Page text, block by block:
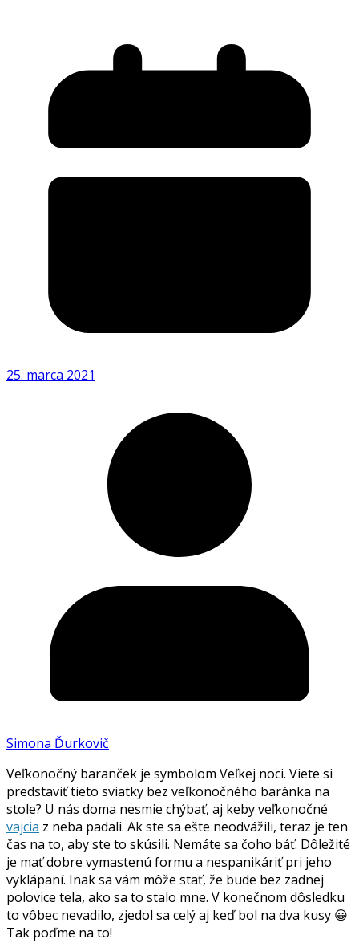
25. marca 2021
Simona Ďurkovič
Veľkonočný baranček je symbolom Veľkej noci. Viete si
predstaviť tieto sviatky bez veľkonočného baránka na
stole? U nás doma nesmie chýbať, aj keby veľkonočné
vajcia z neba padali. Ak ste sa ešte neodvážili, teraz je ten
čas na to, aby ste to skúsili. Nemáte sa čoho báť. Dôležité
je mať dobre vymastenú formu a nespanikáriť pri jeho
vyklápaní. Inak sa vám môže stať, že bude bez zadnej
polovice tela, ako sa to stalo mne. V konečnom dôsledku
to vôbec nevadilo, zjedol sa celý aj keď bol na dva kusy 😀
Tak poďme na to!